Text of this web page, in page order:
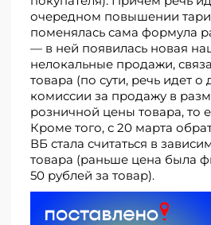
очередном повышении
поменялась сама формула
— в ней появилась новая
нелокальные продажи,
товара (по сути, речь идет
комиссии за продажу в
розничной цены товара, то
Кроме того, с 20 марта
ВБ стала считаться в
товара (раньше цена была
50 рублей за товар).